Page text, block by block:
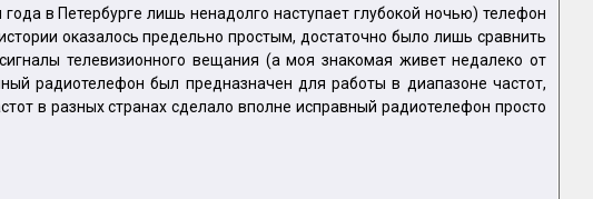
в Петербурге лишь ненадолго наступает глубокой ночью) телефон
оказалось предельно простым, достаточно было лишь сравнить
телевизионного вещания (а моя знакомая живет недалеко от
радиотелефон был предназначен для работы в диапазоне частот,
в разных странах сделало вполне исправный радиотелефон просто